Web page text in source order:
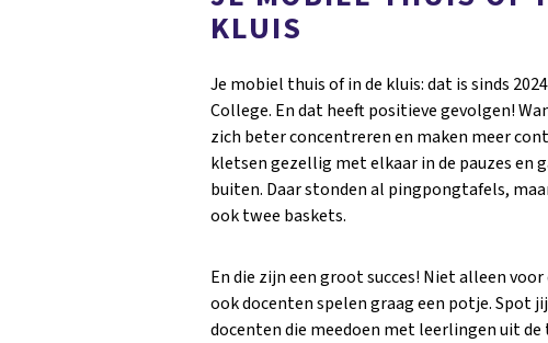
KLUIS
Je mobiel thuis of in de kluis: dat is sinds
College. En dat heeft positieve gevolgen!
zich beter concentreren en maken meer
kletsen gezellig met elkaar in de pauzes en
buiten. Daar stonden al pingpongtafels,
ook twee baskets.
En die zijn een groot succes! Niet alleen
ook docenten spelen graag een potje. Spot
docenten die meedoen met leerlingen uit de